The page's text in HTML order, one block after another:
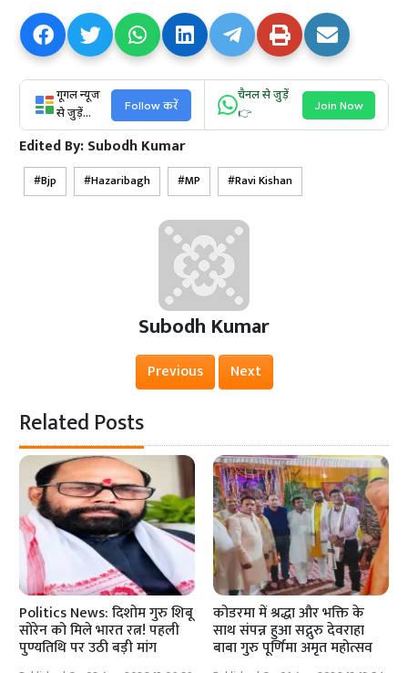
गूगल न्यूज
से जुड़ें...
Follow करें
चैनल से जुड़ें
👉
Join Now
Edited By:Subodh Kumar
Bjp Hazaribagh MP Ravi Kishan
Subodh Kumar
Previous Next
Related Posts
Politics News: दिशोम गुरु शिबू
सोरेन को मिले भारत रत्न! पहली
पुण्यतिथि पर उठी बड़ी मांग
कोडरमा में श्रद्धा और भक्ति के
साथ संपन्न हुआ सद्गुरु देवराहा
बाबा गुरु पूर्णिमा अमृत महोत्सव